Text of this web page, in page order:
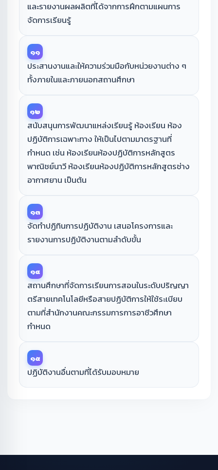
และรายงานผลผลิตที่ได้จากการฝึกตามแผนการ
จัดการเรียนรู้
๑๑
ประสานงานและให้ความร่วมมือกับหน่วยงานต่าง ๆ
ทั้งภายในและภายนอกสถานศึกษา
๑๒
สนับสนุนการพัฒนาแหล่งเรียนรู้ ห้องเรียน ห้อง
ปฏิบัติการเฉพาะทาง ให้เป็นไปตามมาตรฐานที่
กำหนด เช่น ห้องเรียนห้องปฏิบัติการหลักสูตร
พาณิชย์นาวี ห้องเรียนห้องปฏิบัติการหลักสูตรช่าง
อากาศยาน เป็นต้น
๑๓
จัดทำปฏิทินการปฏิบัติงาน เสนอโครงการและ
รายงานการปฏิบัติงานตามลำดับขั้น
๑๔
สถานศึกษาที่จัดการเรียนการสอนในระดับปริญญา
ตรีสายเทคโนโลยีหรือสายปฏิบัติการให้ใช้ระเบียบ
ตามที่สำนักงานคณะกรรมการการอาชีวศึกษา
กำหนด
๑๕
ปฏิบัติงานอื่นตามที่ได้รับมอบหมาย